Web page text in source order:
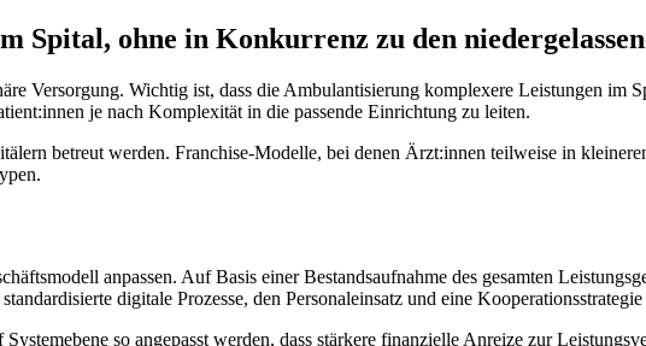
Spital, ohne in Konkurrenz zu den
Versorgung. Wichtig ist, dass die Ambulantisierung komplexere Leistungen im
je nach Komplexität in die passende Einrichtung zu leiten.
betreut werden. Franchise-Modelle, bei denen Ärzt:innen teilweise in
anpassen. Auf Basis einer Bestandsaufnahme des gesamten
digitale Prozesse, den Personaleinsatz und eine
so angepasst werden, dass stärkere finanzielle Anreize zur